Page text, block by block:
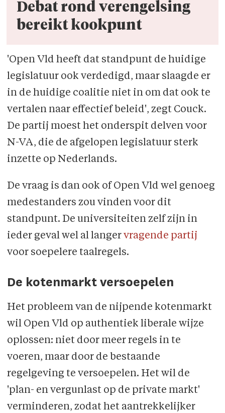
Debat rond verengelsing
bereikt kookpunt
'Open Vld heeft dat standpunt de huidige
legislatuur ook verdedigd, maar slaagde er
in de huidige coalitie niet in om dat ook te
vertalen naar effectief beleid', zegt Couck.
De partij moest het onderspit delven voor
N-VA, die de afgelopen legislatuur sterk
inzette op Nederlands.
De vraag is dan ook of Open Vld wel genoeg
medestanders zou vinden voor dit
standpunt. De universiteiten zelf zijn in
ieder geval wel al langer vragende partij
voor soepelere taalregels.
De kotenmarkt versoepelen
Het probleem van de nijpende kotenmarkt
wil Open Vld op authentiek liberale wijze
oplossen: niet door meer regels in te
voeren, maar door de bestaande
regelgeving te versoepelen. Het wil de
'plan- en vergunlast op de private markt'
verminderen, zodat het aantrekkelijker